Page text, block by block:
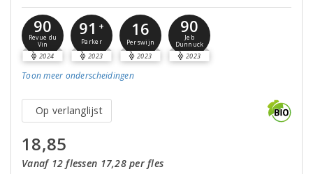
90
Revue du
Vin
2024
91 +
Parker
2023
16
Perswijn
2023
90
Jeb
Dunnuck
2023
Toon meer onderscheidingen
Op verlanglijst
18,85
Vanaf 12 flessen 17,28 per fles